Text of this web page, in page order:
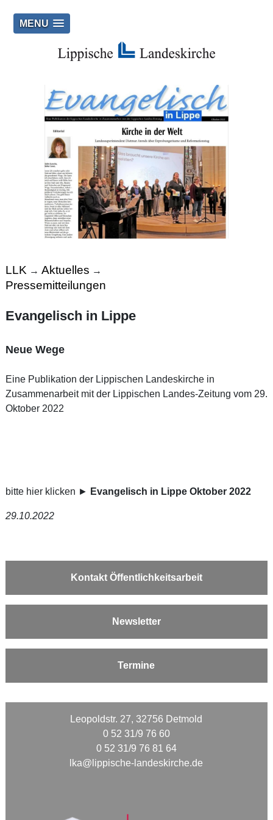
MENU
LLK → Aktuelles →
Pressemitteilungen
Evangelisch in Lippe
Neue Wege
Eine Publikation der Lippischen Landeskirche in
Zusammenarbeit mit der Lippischen Landes-Zeitung vom 29.
Oktober 2022
bitte hier klicken ► Evangelisch in Lippe Oktober 2022
29.10.2022
Kontakt Öffentlichkeitsarbeit
Newsletter
Termine
Leopoldstr. 27, 32756 Detmold
0 52 31/9 76 60
0 52 31/9 76 81 64
lka@lippische-landeskirche.de